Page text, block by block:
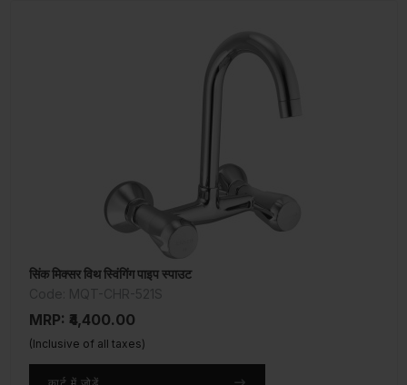
सिंक मिक्सर विथ स्विंगिंग पाइप स्पाउट
MRP: ₹4,400.00
(Inclusive of all taxes)